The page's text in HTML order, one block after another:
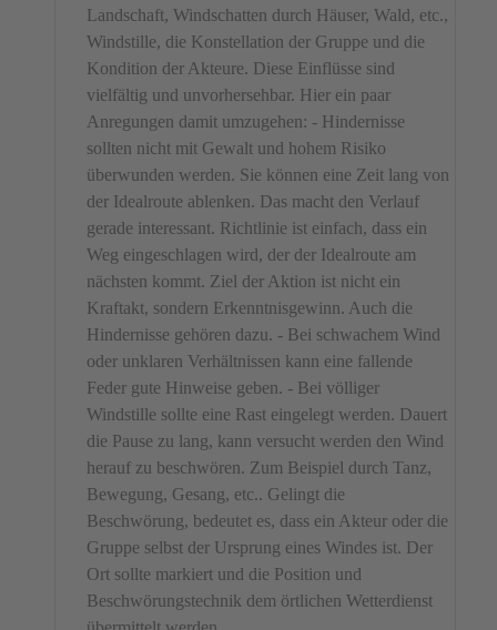
Landschaft, Windschatten durch Häuser, Wald, etc.,
Windstille, die Konstellation der Gruppe und die
Kondition der Akteure. Diese Einflüsse sind
vielfältig und unvorhersehbar. Hier ein paar
Anregungen damit umzugehen: - Hindernisse
sollten nicht mit Gewalt und hohem Risiko
überwunden werden. Sie können eine Zeit lang von
der Idealroute ablenken. Das macht den Verlauf
gerade interessant. Richtlinie ist einfach, dass ein
Weg eingeschlagen wird, der der Idealroute am
nächsten kommt. Ziel der Aktion ist nicht ein
Kraftakt, sondern Erkenntnisgewinn. Auch die
Hindernisse gehören dazu. - Bei schwachem Wind
oder unklaren Verhältnissen kann eine fallende
Feder gute Hinweise geben. - Bei völliger
Windstille sollte eine Rast eingelegt werden. Dauert
die Pause zu lang, kann versucht werden den Wind
herauf zu beschwören. Zum Beispiel durch Tanz,
Bewegung, Gesang, etc.. Gelingt die
Beschwörung, bedeutet es, dass ein Akteur oder die
Gruppe selbst der Ursprung eines Windes ist. Der
Ort sollte markiert und die Position und
Beschwörungstechnik dem örtlichen Wetterdienst